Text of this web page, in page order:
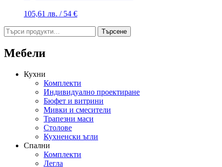
105,61 лв. / 54 €
Търсене
за:
Търсене
Мебели
Кухни
Комплекти
Индивидуално проектиране
Бюфет и витрини
Мивки и смесители
Трапезни маси
Столове
Кухненски ъгли
Спални
Комплекти
Легла